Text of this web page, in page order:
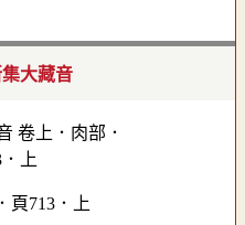
大藏音
頁713．上